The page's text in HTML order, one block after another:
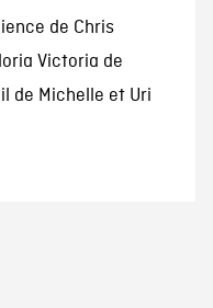
de Chris
Victoria de
de Michelle et Uri